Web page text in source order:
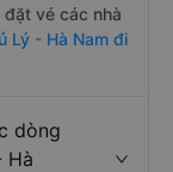
vé các nhà
Lý - Hà Nam đi
dòng
Hà